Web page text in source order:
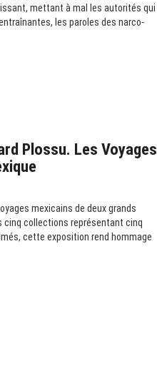
mettant à mal les autorités qui
les paroles des narco-
Plossu. Les Voyages
mexicains de deux grands
cinq collections représentant cinq
cette exposition rend hommage